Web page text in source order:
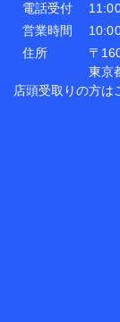
電話受付
営業時間
住所
〒
東京
店頭受取りの方は